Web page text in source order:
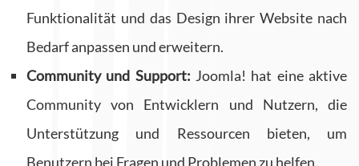
Funktionalität und das Design ihrer Website nach
Bedarf anpassen und erweitern.
Community und Support: Joomla! hat eine aktive
Community von Entwicklern und Nutzern, die
Unterstützung und Ressourcen bieten, um
Benutzern bei Fragen und Problemen zu helfen.